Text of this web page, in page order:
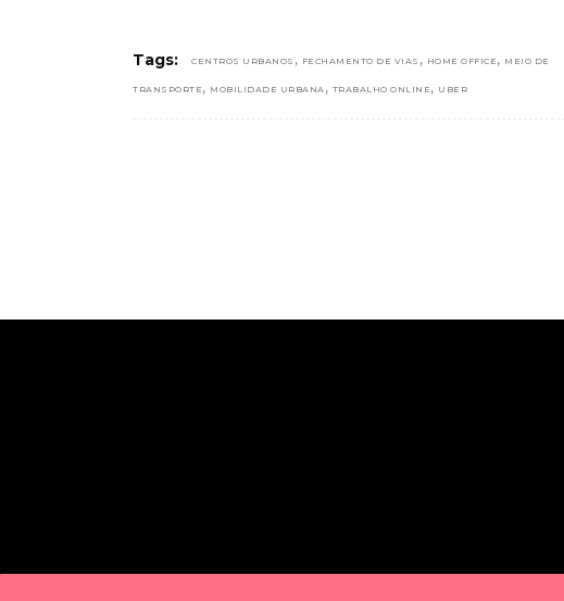
Tags: CENTROS URBANOS , FECHAMENTO DE VIAS , HOME OFFICE , MEIO DE
TRANSPORTE , MOBILIDADE URBANA , TRABALHO ONLINE , UBER